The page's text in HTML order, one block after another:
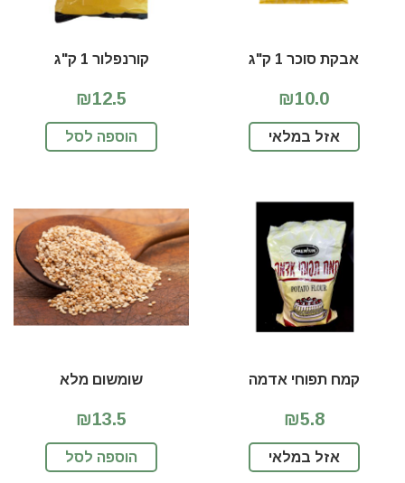
אבקת סוכר 1 ק"ג
₪10.0
אזל במלאי
קורנפלור 1 ק"ג
₪12.5
הוספה לסל
קמח תפוחי אדמה
₪5.8
אזל במלאי
שומשום מלא
₪13.5
הוספה לסל